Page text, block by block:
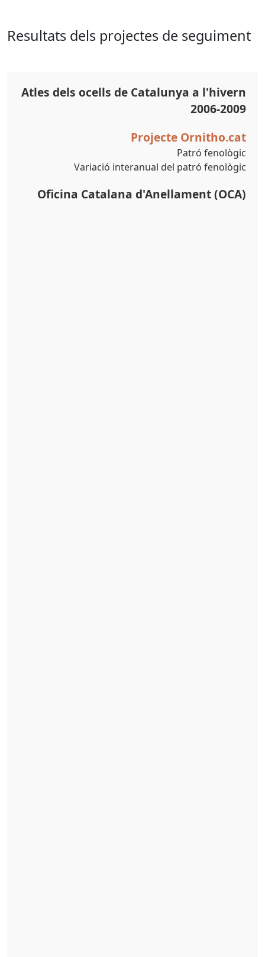
Resultats dels projectes de seguiment
Atles dels ocells de Catalunya a l'hivern
2006-2009
Projecte Ornitho.cat
Patró fenològic
Variació interanual del patró fenològic
Oficina Catalana d'Anellament (OCA)